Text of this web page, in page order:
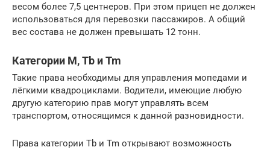
весом более 7,5 центнеров. При этом прицеп не должен
использоваться для перевозки пассажиров. А общий
вес состава не должен превышать 12 тонн.
Категории М, Tb и Tm
Такие права необходимы для управления мопедами и
лёгкими квадроциклами. Водители, имеющие любую
другую категорию прав могут управлять всем
транспортом, относящимся к данной разновидности.
Права категории Tb и Tm открывают возможность